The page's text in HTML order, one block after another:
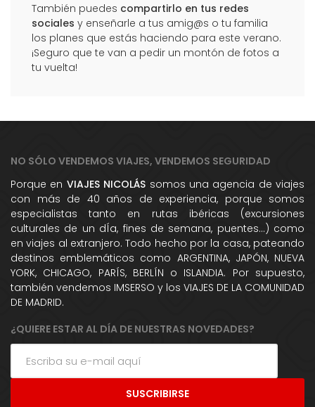
También puedes compartirlo en tus redes
sociales y enseñarle a tus amig@s o tu familia
los planes que estás haciendo para este verano.
¡Seguro que te van a pedir un montón de fotos a
tu vuelta!
NO SÓLO VENDEMOS VIAJES, VENDEMOS SEGURIDAD
Porque en VIAJES NICOLÁS somos una agencia de viajes
con más de 40 años de experiencia, porque somos
especialistas tanto en rutas ibéricas (excursiones
culturales de un dÍa, fines de semana, puentes...) como
en viajes al extranjero. Todo hecho por la casa, pateando
destinos emblemáticos como ARGENTINA, JAPÓN, NUEVA
YORK, CHICAGO, PARÍS, BERLÍN o ISLANDIA. Por supuesto,
también vendemos IMSERSO y los VIAJES DE LA COMUNIDAD
DE MADRID.
¿QUIERE ESTAR AL DÍA DE NUESTRAS NOVEDADES?